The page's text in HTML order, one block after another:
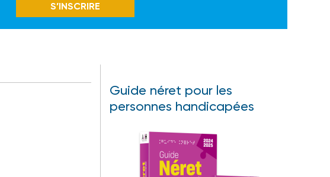
S’INSCRIRE
Guide néret pour les
personnes handicapées